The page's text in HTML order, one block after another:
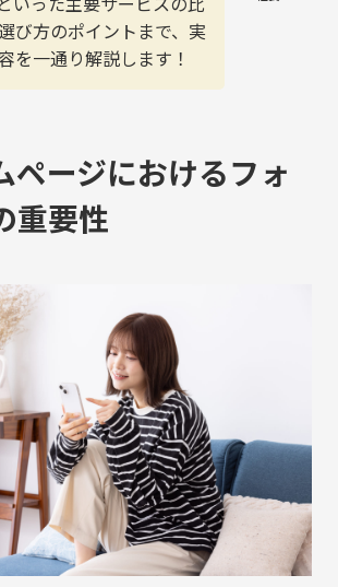
び方のポイントまで、実
を一通り解説します！
ページにおけるフォ
重要性